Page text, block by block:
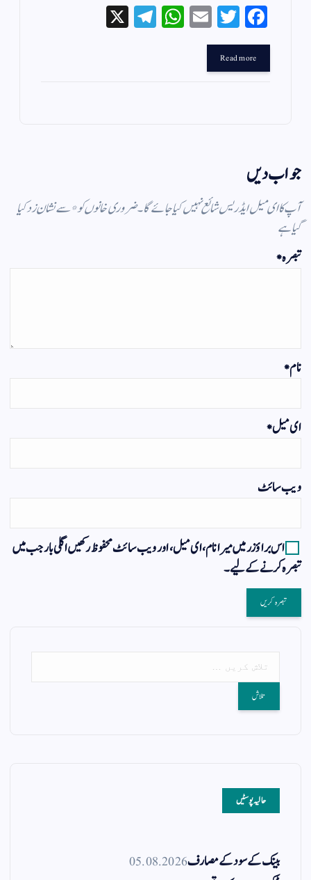
Fa
ce
bo
ok
T
wi
r
E
W
Te
Read more
جواب دیں
آپ کا ای میل ایڈریس شائع نہیں کیا جائے گا۔ضروری خانوں کو*سے نشان زد کیا
گیا ہے
تبصرہ*
نام*
ای میل*
ویب‌ سائٹ
اس براؤزر میں میرا نام، ای میل، اور ویب سائٹ محفوظ رکھیں اگلی بار جب میں
تبصرہ کرنے کےلیے۔
حالیہ پوسٹیں
بینک کے سود کے مصارف05.08.2026